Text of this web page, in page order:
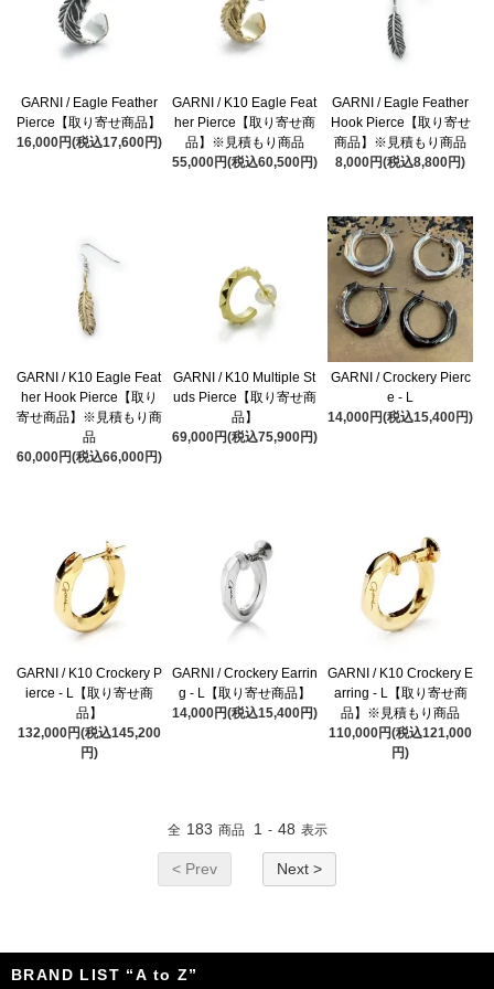
GARNI / Eagle Feather
Pierce【取り寄せ商品】
16,000円(税込17,600円)
GARNI / K10 Eagle Feat
her Pierce【取り寄せ商
品】※見積もり商品
55,000円(税込60,500円)
GARNI / Eagle Feather
Hook Pierce【取り寄せ
商品】※見積もり商品
8,000円(税込8,800円)
GARNI / K10 Eagle Feat
her Hook Pierce【取り
寄せ商品】※見積もり商
品
60,000円(税込66,000円)
GARNI / K10 Multiple St
uds Pierce【取り寄せ商
品】
69,000円(税込75,900円)
GARNI / Crockery Pierc
e - L
14,000円(税込15,400円)
GARNI / K10 Crockery P
ierce - L【取り寄せ商
品】
132,000円(税込145,200
円)
GARNI / Crockery Earrin
g - L【取り寄せ商品】
14,000円(税込15,400円)
GARNI / K10 Crockery E
arring - L【取り寄せ商
品】※見積もり商品
110,000円(税込121,000
円)
全 183 商品 1 - 48 表示
< Prev Next >
BRAND LIST “A to Z”